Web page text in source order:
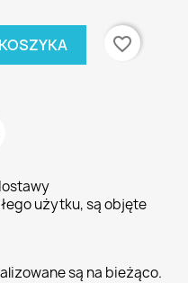
favorite_border
użytku, są objęte
są na bieżąco.